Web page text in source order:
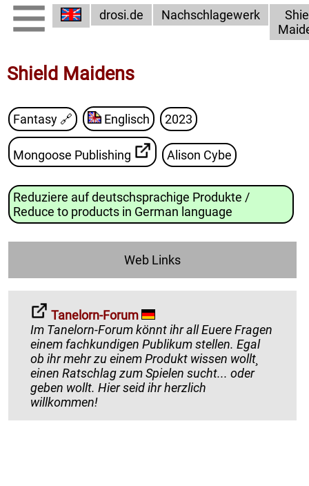
drosi.de Nachschlagewerk
Shield Maidens
Fantasy 🔗 Englisch 2023
Mongoose Publishing Alison Cybe
Reduziere auf deutschsprachige Produkte /
Reduce to products in German language
Web Links
Tanelorn-Forum
Im Tanelorn-Forum könnt ihr all Euere Fragen
einem fachkundigen Publikum stellen. Egal
ob ihr mehr zu einem Produkt wissen wollt¸
einen Ratschlag zum Spielen sucht... oder
geben wollt. Hier seid ihr herzlich
willkommen!